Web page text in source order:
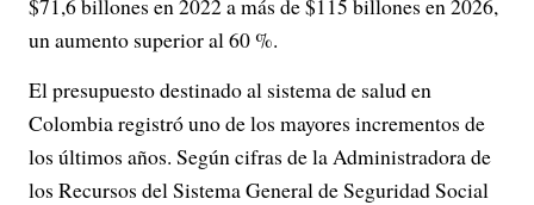
$71,6 billones en 2022 a más de $115 billones en 2026,
un aumento superior al 60 %.
El presupuesto destinado al sistema de salud en
Colombia registró uno de los mayores incrementos de
los últimos años. Según cifras de la Administradora de
los Recursos del Sistema General de Seguridad Social